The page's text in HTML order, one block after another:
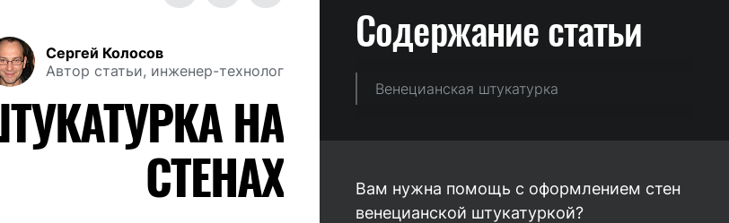
Сергей Колосов
Автор статьи, инженер-технолог
НА
СТЕНАХ
Содержаниестатьи
Венецианская штукатурка
Вам нужна помощь с оформлением стен
венецианской штукатуркой?